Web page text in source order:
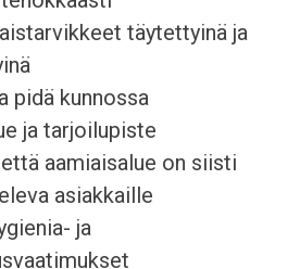
täytettyinä ja
pidä kunnossa
ja tarjoilupiste
aamiaisalue on siisti
asiakkaille
ja